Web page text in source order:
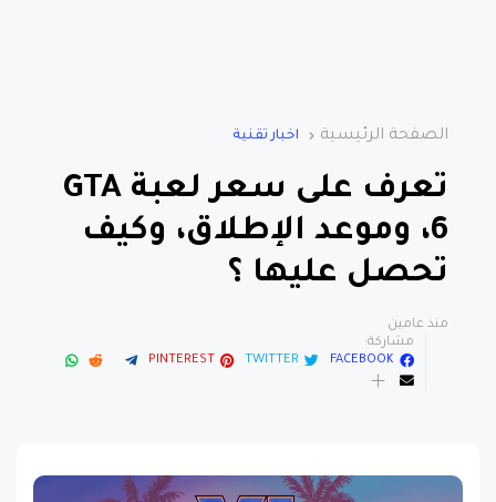
الصفحة الرئيسية اخبار تقنية
تعرف على سعر لعبة GTA
6، وموعد الإطلاق، وكيف
تحصل عليها ؟
منذ عامين
مشاركة:
FACEBOOK
TWITTER
PINTEREST